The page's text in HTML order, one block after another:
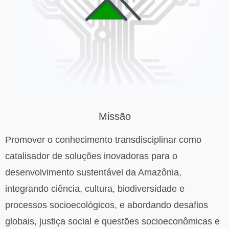
Missão
Promover o conhecimento transdisciplinar como
catalisador de soluções inovadoras para o
desenvolvimento sustentável da Amazônia,
integrando ciência, cultura, biodiversidade e
processos socioecológicos, e abordando desafios
globais, justiça social e questões socioeconômicas e